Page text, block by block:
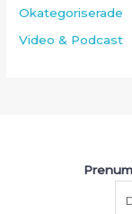
Okategoriserade
Video & Podcast